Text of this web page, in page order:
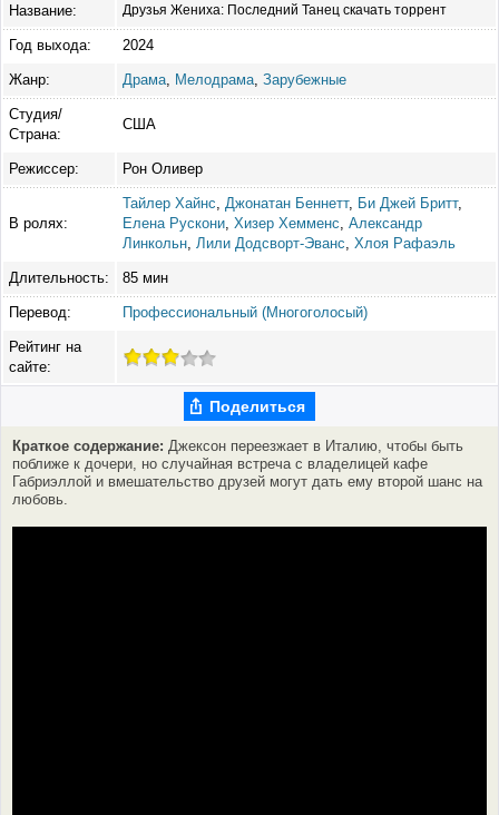
Название: Друзья Жениха: Последний Танец скачать торрент
Год выхода: 2024
Жанр: Драма Мелодрама Зарубежные
Студия/
Страна:
США
Режиссер: Рон Оливер
В ролях:
Тайлер Хайнс Джонатан Беннетт, Би Джей Бритт,
Елена Рускони Хизер Хемменс Александр
Линкольн Лили Додсворт-Эванс Хлоя Рафаэль
Длительность: 85 мин
Перевод: Профессиональный (Многоголосый)
Рейтинг на
сайте:
Поделиться
Краткое содержание: Джексон переезжает в Италию, чтобы быть
поближе к дочери, но случайная встреча с владелицей кафе
Габриэллой и вмешательство друзей могут дать ему второй шанс на
любовь.